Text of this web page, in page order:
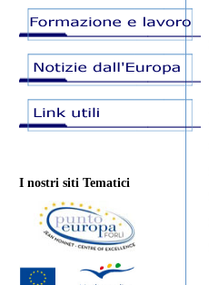
I nostri siti Tematici